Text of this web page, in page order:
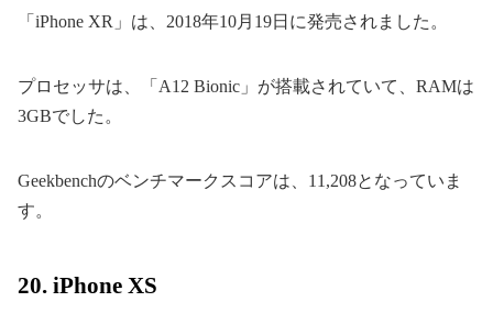
「iPhone XR」は、2018年10月19日に発売されました。
プロセッサは、「A12 Bionic」が搭載されていて、RAMは
3GBでした。
Geekbenchのベンチマークスコアは、11,208となっていま
す。
20. iPhone XS